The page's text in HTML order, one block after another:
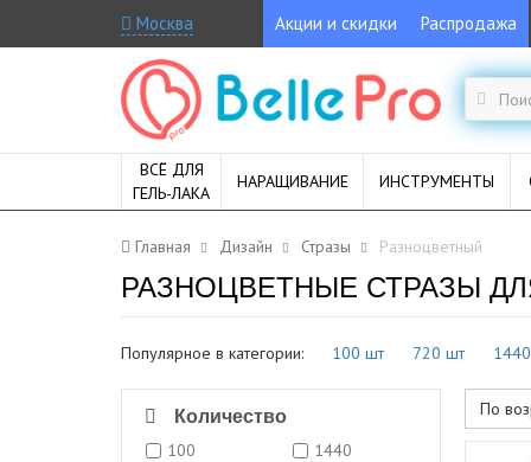
Москва Акции и скидки Распродажа
ВСЁ ДЛЯ
ГЕЛЬ-ЛАКА
НАРАЩИВАНИЕ ИНСТРУМЕНТЫ
Главная Дизайн Стразы Разноцветный
РАЗНОЦВЕТНЫЕ СТРАЗЫ
Популярное в категории: 100 шт 720 шт
Количество
100
1440
По